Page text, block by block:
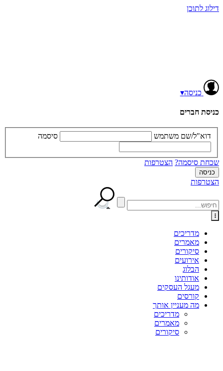
דילוג לתוכן
כניסה▾
כניסת חברים
דוא"ל/שם משתמש סיסמה
שכחת סיסמה? הצטרפות
הצטרפות
מדריכים
מאמרים
סיקורים
אירועים
הבלוג
אודותינו
מעגל העסקים
קורסים
מה מעניין אותך
מדריכים
מאמרים
סיקורים